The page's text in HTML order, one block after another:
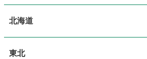
北海道
北海道
東北